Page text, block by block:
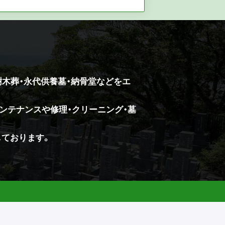
葬・永代供養墓・納骨堂などをエ
テナンスや修理・クリーニング・墓
おります。